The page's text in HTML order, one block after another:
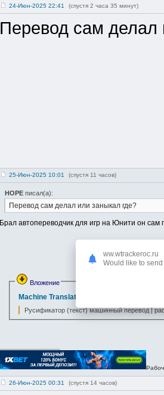
24-Июн-2025 22:41 (спустя 2 часа 35 минут)
Перевод сам делал
25-Июн-2025 10:01 (спустя 11 часов)
HOPEписал(а):
Перевод сам делал или заныкал где?
Брал автопереводчик для игр на Юнити он сам
Вложение
Machine Translation Rus 32 bit.rar
Русификатор (текст) машинный перевод |
26-Июн-2025 00:31 (спустя 14 часов)
ww.wtrackeroc.ru
Would like to